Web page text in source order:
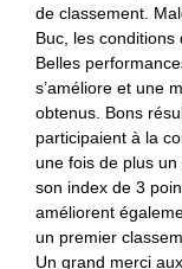
de classement.
Buc, les
Belles
s’améliore et une
obtenus. Bons
participaient à la
une fois de plus
son index de 3
améliorent
un premier
Un grand merci